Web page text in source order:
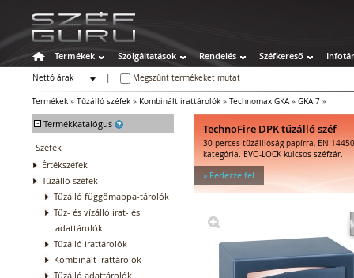
Termékek Szolgáltatások Rendelés Széfkereső Infotár
Nettó árak
Megszűnt termékeket mutat
Termékek » Tűzálló széfek » Kombinált irattárolók » Technomax GKA » GKA 7 »
- Termékkatalógus
Széfek
Értékszéfek
Tűzálló széfek
Tűzálló függőmappa-tárolók
Tűz- és vízálló irat- és
adattárolók
Tűzálló irattárolók
Kombinált irattárolók
Tűzálló adattárolók
TechnoFire DPK tűzálló széf
30 perces tűzálllóság papírra, EN
kategória. EVO-LOCK kulcsos széfzár.
» Fedezze fel